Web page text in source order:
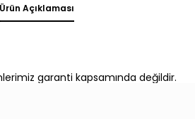
Ürün Açıklaması
garanti kapsamında değildir.